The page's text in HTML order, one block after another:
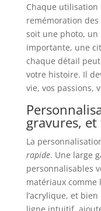
Chaque
remémoration
soit une photo, un
importante, une
chaque détail
votre histoire. Il
vie, vos passions,
gravures,
La
rapide. Une large
personnalisables
matériaux comme
l’acrylique, et